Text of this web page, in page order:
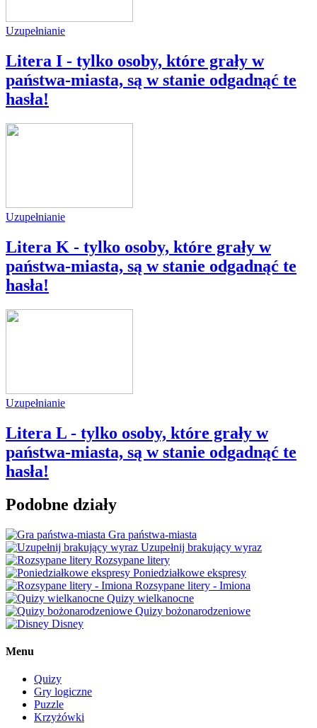
Uzupełnianie
Litera I - tylko osoby, które grały w
państwa-miasta, są w stanie odgadnąć te
hasła!
Uzupełnianie
Litera K - tylko osoby, które grały w
państwa-miasta, są w stanie odgadnąć te
hasła!
Uzupełnianie
Litera L - tylko osoby, które grały w
państwa-miasta, są w stanie odgadnąć te
hasła!
Podobne działy
Gra państwa-miasta
Uzupełnij brakujący wyraz
Rozsypane litery
Poniedziałkowe ekspresy
Rozsypane litery - Imiona
Quizy wielkanocne
Quizy bożonarodzeniowe
Disney
Menu
Quizy
Gry logiczne
Puzzle
Krzyżówki